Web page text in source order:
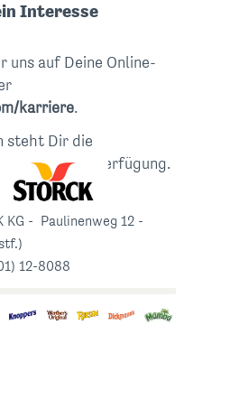
Interesse
uns auf Deine Online-
karriere.
steht Dir die
gerne zur Verfügung.
KG - Paulinenweg 12 -
12-8088